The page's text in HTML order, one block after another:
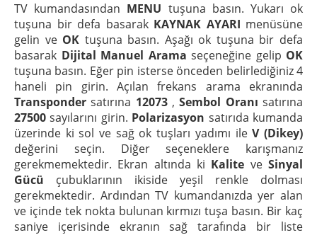
TV kumandasından MENU tuşuna basın. Yukarı ok
tuşuna bir defa basarak KAYNAK AYARI menüsüne
gelin ve OK tuşuna basın. Aşağı ok tuşuna bir defa
basarak Dijital Manuel Arama seçeneğine gelip OK
tuşuna basın. Eğer pin isterse önceden belirlediğiniz 4
haneli pin girin. Açılan frekans arama ekranında
Transponder satırına 12073 ,Sembol Oranı satırına
27500 sayılarını girin. Polarizasyon satırıda kumanda
üzerinde ki sol ve sağ ok tuşları yadımı ileV (Dikey)
değerini seçin. Diğer seçeneklere karışmanız
gerekmemektedir. Ekran altında ki Kalite veSinyal
Gücü çubuklarının ikiside yeşil renkle dolması
gerekmektedir. Ardından TV kumandanızda yer alan
ve içinde tek nokta bulunan kırmızı tuşa basın. Bir kaç
saniye içerisinde ekranın sağ tarafında bir liste